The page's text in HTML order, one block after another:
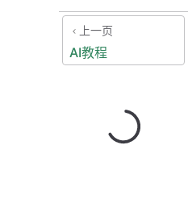
上一页
AI教程